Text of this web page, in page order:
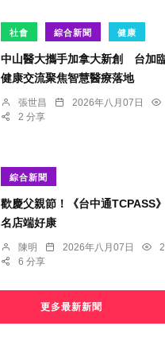
社會 綜合新聞 健康
中山醫大攜手加拿大新創 台加
健康交流聚焦智慧醫療落地
張世昌 2026年八月07日
2 分享
綜合新聞
歡慶父親節！《台中通TCPASS
名店端好康
陳明 2026年八月07日
6 分享
更多最新新聞